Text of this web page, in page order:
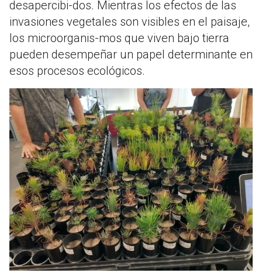
desapercibi-dos. Mientras los efectos de las
invasiones vegetales son visibles en el paisaje,
los microorganis-mos que viven bajo tierra
pueden desempeñar un papel determinante en
esos procesos ecológicos.